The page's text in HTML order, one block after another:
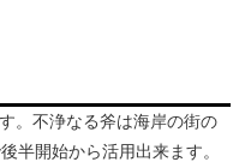
。不浄なる斧は海岸の街の
半開始から活用出来ます。